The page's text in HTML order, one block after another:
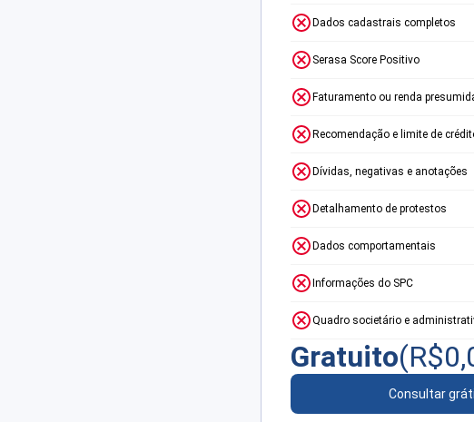
Dados cadastrais completos
Serasa Score Positivo
Faturamento ou renda
Recomendação e limite de
Dívidas, negativas e anotações
Detalhamento de protestos
Dados comportamentais
Informações do SPC
Quadro societário e
Gratuito(R$
Consultar